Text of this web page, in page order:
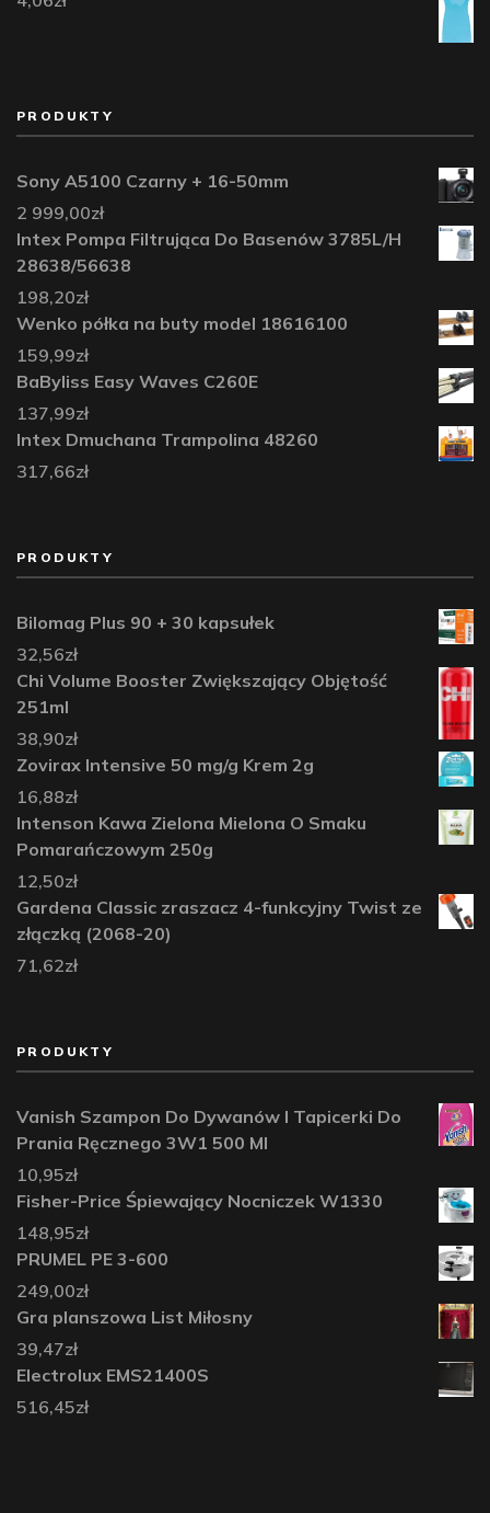
PRODUKTY
Sony A5100 Czarny + 16-50mm
2 999,00zł
Intex Pompa Filtrująca Do Basenów 3785L/H
28638/56638
198,20zł
Wenko półka na buty model 18616100
159,99zł
BaByliss Easy Waves C260E
137,99zł
Intex Dmuchana Trampolina 48260
317,66zł
PRODUKTY
Bilomag Plus 90 + 30 kapsułek
32,56zł
Chi Volume Booster Zwiększający Objętość
251ml
38,90zł
Zovirax Intensive 50 mg/g Krem 2g
16,88zł
Intenson Kawa Zielona Mielona O Smaku
Pomarańczowym 250g
12,50zł
Gardena Classic zraszacz 4-funkcyjny Twist ze
złączką (2068-20)
71,62zł
PRODUKTY
Vanish Szampon Do Dywanów I Tapicerki Do
Prania Ręcznego 3W1 500 Ml
10,95zł
Fisher-Price Śpiewający Nocniczek W1330
148,95zł
PRUMEL PE 3-600
249,00zł
Gra planszowa List Miłosny
39,47zł
Electrolux EMS21400S
516,45zł